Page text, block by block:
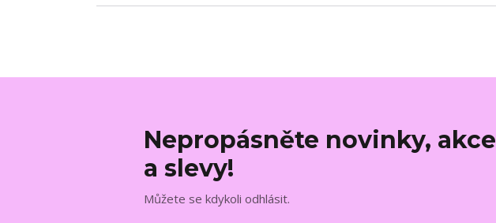
Nepropásněte novinky, akce
a slevy!
Můžete se kdykoli odhlásit.